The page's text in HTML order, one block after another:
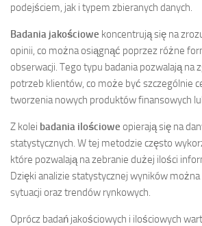
podejściem, jak i typem zbieranych danych.
Badania jakościowe koncentrują się na
opinii, co można osiągnąć poprzez różne
obserwacji. Tego typu badania pozwalają na
potrzeb klientów, co może być szczególnie
tworzenia nowych produktów finansowych
Z kolei badania ilościowe opierają się na
statystycznych. W tej metodzie często
które pozwalają na zebranie dużej ilości
Dzięki analizie statystycznej wyników
sytuacji oraz trendów rynkowych.
Oprócz badań jakościowych i ilościowych